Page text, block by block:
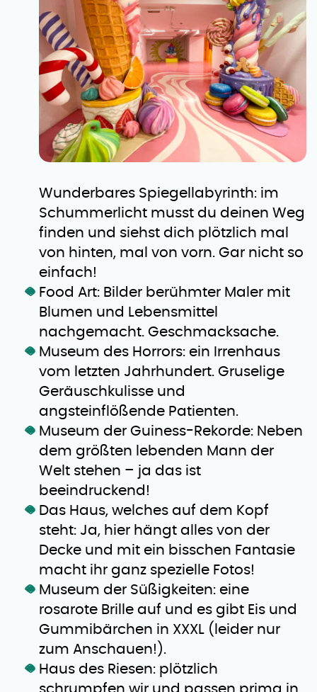
Wunderbares Spiegellabyrinth: im
Schummerlicht musst du deinen Weg
finden und siehst dich plötzlich mal
von hinten, mal von vorn. Gar nicht so
einfach!
Food Art: Bilder berühmter Maler mit
Blumen und Lebensmittel
nachgemacht. Geschmacksache.
Museum des Horrors: ein Irrenhaus
vom letzten Jahrhundert. Gruselige
Geräuschkulisse und
angsteinflößende Patienten.
Museum der Guiness-Rekorde: Neben
dem größten lebenden Mann der
Welt stehen – ja das ist
beeindruckend!
Das Haus, welches auf dem Kopf
steht: Ja, hier hängt alles von der
Decke und mit ein bisschen Fantasie
macht ihr ganz spezielle Fotos!
Museum der Süßigkeiten: eine
rosarote Brille auf und es gibt Eis und
Gummibärchen in XXXL (leider nur
zum Anschauen!).
Haus des Riesen: plötzlich
schrumpfen wir und passen prima in